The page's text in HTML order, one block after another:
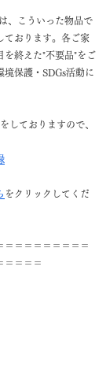
、こういった物品で
ております。各ご家
を終えた"不要品"をご
保護・SDGs活動に
しておりますので、
をクリックしてくだ
＝＝＝＝＝＝＝＝＝
＝＝＝＝